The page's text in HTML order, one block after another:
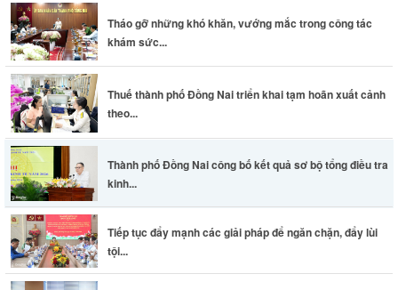
Tháo gỡ những khó khăn, vướng mắc trong công tác
khám sức...
Thuế thành phố Đồng Nai triển khai tạm hoãn xuất cảnh
theo...
Thành phố Đồng Nai công bố kết quả sơ bộ tổng điều tra
kinh...
Tiếp tục đẩy mạnh các giải pháp để ngăn chặn, đẩy lùi
tội...